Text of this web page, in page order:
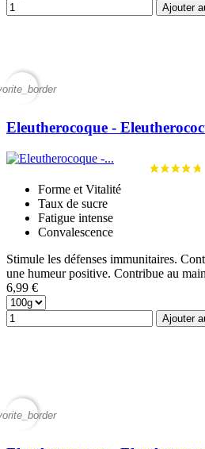
Ajouter
Eleutherocoque -
Forme et Vitalité
Taux de sucre
Fatigue intense
Convalescence
Stimule les défenses immunitaires.
une humeur positive. Contribue au
6,99 €
Ajouter